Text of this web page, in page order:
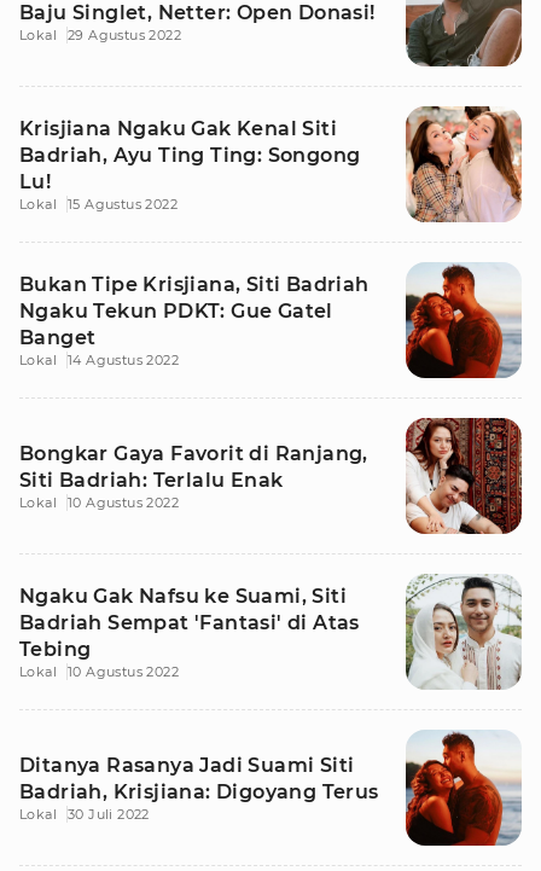
Baju Singlet, Netter: Open Donasi!
Lokal 29 Agustus 2022
Krisjiana Ngaku Gak Kenal Siti
Badriah, Ayu Ting Ting: Songong
Lu!
Lokal 15 Agustus 2022
Bukan Tipe Krisjiana, Siti Badriah
Ngaku Tekun PDKT: Gue Gatel
Banget
Lokal 14 Agustus 2022
Bongkar Gaya Favorit di Ranjang,
Siti Badriah: Terlalu Enak
Lokal 10 Agustus 2022
Ngaku Gak Nafsu ke Suami, Siti
Badriah Sempat 'Fantasi' di Atas
Tebing
Lokal 10 Agustus 2022
Ditanya Rasanya Jadi Suami Siti
Badriah, Krisjiana: Digoyang Terus
Lokal 30 Juli 2022